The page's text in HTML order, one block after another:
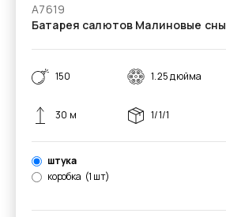
А7619
Батарея салютов Малиновые сны
150 1.25 дюйма
30 м 1/1/1
штука
коробка (1 шт)